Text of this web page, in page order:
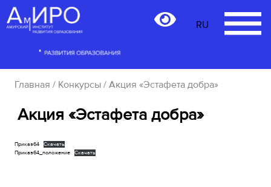
RU
Главная / Конкурсы / Акция «Эстафета добра»
Акция «Эстафета добра»
Приказ64
Скачать
Приказ64_положение
Скачать